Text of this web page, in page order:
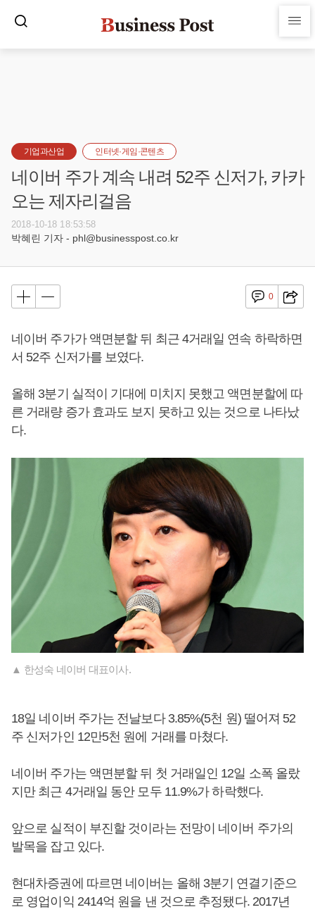
기업과산업 인터넷·게임·콘텐츠
네이버 주가 계속 내려 52주 신저가, 카카
오는 제자리걸음
2018-10-18 18:53:58
박혜린 기자 - phl@businesspost.co.kr
0
네이버 주가가 액면분할 뒤 최근 4거래일 연속 하락하면
서 52주 신저가를 보였다.
올해 3분기 실적이 기대에 미치지 못했고 액면분할에 따
른 거래량 증가 효과도 보지 못하고 있는 것으로 나타났
다.
▲ 한성숙 네이버 대표이사.
18일 네이버 주가는 전날보다 3.85%(5천 원) 떨어져 52
주 신저가인 12만5천 원에 거래를 마쳤다.
네이버 주가는 액면분할 뒤 첫 거래일인 12일 소폭 올랐
지만 최근 4거래일 동안 모두 11.9%가 하락했다.
앞으로 실적이 부진할 것이라는 전망이 네이버 주가의
발목을 잡고 있다.
현대차증권에 따르면 네이버는 올해 3분기 연결기준으
로 영업이익 2414억 원을 낸 것으로 추정됐다. 2017년